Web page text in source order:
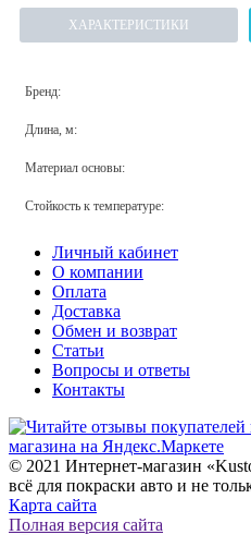
ХАРАКТЕРИСТИКИ
Бренд:
Длина, м:
Материал основы:
Стойкость к температуре:
Личный кабинет
О компании
Оплата
Доставка
Обмен и возврат
Статьи
Вопросы и ответы
Контакты
© 2021 Интернет-магазин
всё для покраски авто и не
Карта сайта
Полная версия сайта